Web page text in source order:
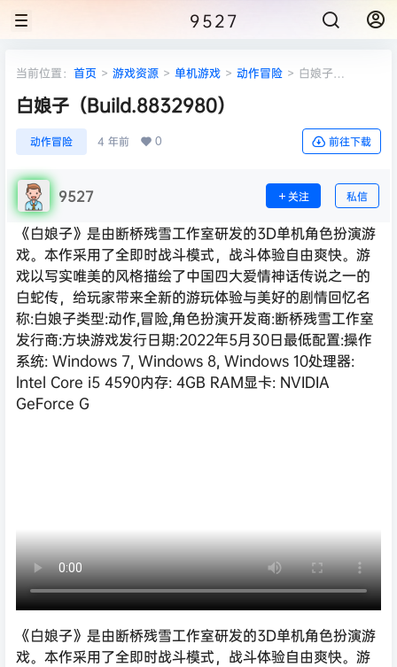
9527
当前位置： 首页 > 游戏资源 > 单机游戏 > 动作冒险 > 白娘子
白娘子（Build.8832980）
动作冒险 4 年前 0 前往下载
9527 关注 私信
《白娘子》是由断桥残雪工作室研发的3D单机角色扮演游
戏。本作采用了全即时战斗模式，战斗体验自由爽快。游
戏以写实唯美的风格描绘了中国四大爱情神话传说之一的
白蛇传，给玩家带来全新的游玩体验与美好的剧情回忆名
称:白娘子类型:动作,冒险,角色扮演开发商:断桥残雪工作室
发行商:方块游戏发行日期:2022年5月30日最低配置:操作
系统: Windows 7, Windows 8, Windows 10处理器:
lntel Core i5 4590内存: 4GB RAM显卡: NVIDIA
GeForce G
《白娘子》是由断桥残雪工作室研发的3D单机角色扮演游
戏。本作采用了全即时战斗模式，战斗体验自由爽快。游